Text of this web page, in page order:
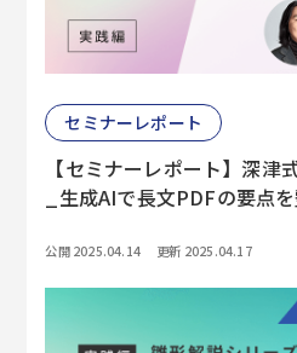
セミナーレポート
【セミナーレポート】深津
_生成AIで長文PDFの要点
公開 2025.04.14 更新 2025.04.17